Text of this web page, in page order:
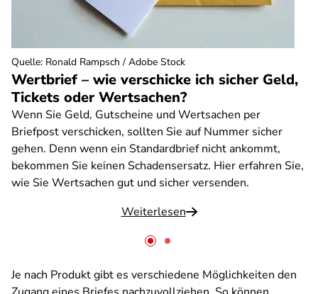
Wertbrief – wie verschicke ich sicher Geld,
Tickets oder Wertsachen?
Wenn Sie Geld, Gutscheine und Wertsachen per
Briefpost verschicken, sollten Sie auf Nummer sicher
gehen. Denn wenn ein Standardbrief nicht ankommt,
bekommen Sie keinen Schadensersatz. Hier erfahren Sie,
wie Sie Wertsachen gut und sicher versenden.
Weiterlesen
Quelle: Ronald Rampsch / Adobe Stock
Je nach Produkt gibt es verschiedene Möglichkeiten den